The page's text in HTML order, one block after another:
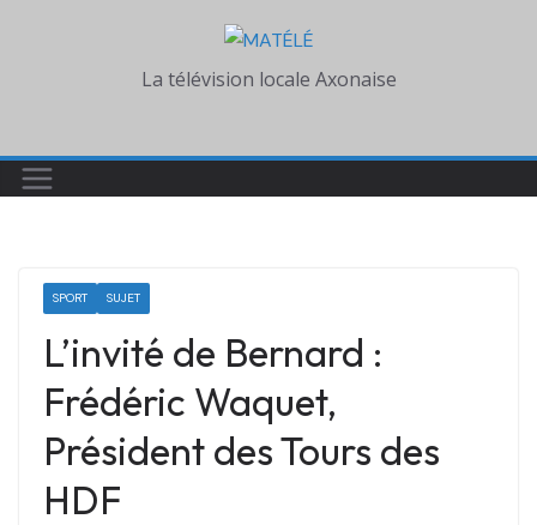
La télévision locale Axonaise
SPORT SUJET
L’invité de Bernard :
Frédéric Waquet,
Président des Tours des
HDF